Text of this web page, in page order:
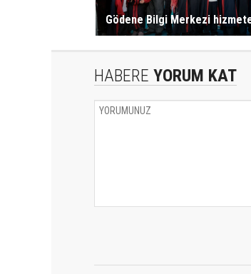
Gödene Bilgi Merkezi hizmete
HABERE YORUM KAT